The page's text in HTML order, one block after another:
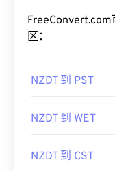
区：
NZDT 到 PST
NZDT 到 WET
NZDT 到 CST